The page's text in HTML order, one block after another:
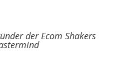
der Ecom Shakers